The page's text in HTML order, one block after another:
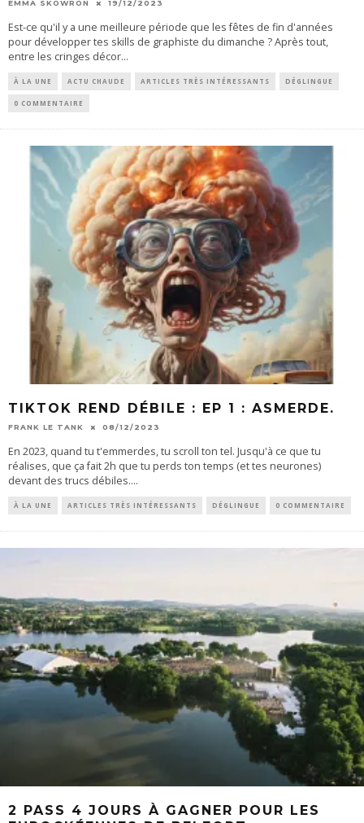
EMMA SKOWRON 19/12/2023
Est-ce qu'il y a une meilleure période que les fêtes de fin d'années
pour développer tes skills de graphiste du dimanche ? Après tout,
entre les cringes décor...
À LA UNE ACTU CHAUDE ARTICLES TRÈS INTÉRESSANTS DÉGLINGUE
0 COMMENTAIRE
TIKTOK REND DÉBILE : EP 1 : ASMERDE.
FRANK LE TANK 08/12/2023
En 2023, quand tu t'emmerdes, tu scroll ton tel. Jusqu'à ce que tu
réalises, que ça fait 2h que tu perds ton temps (et tes neurones)
devant des trucs débiles....
À LA UNE ARTICLES TRÈS INTÉRESSANTS DÉGLINGUE 0 COMMENTAIRE
2 PASS 4 JOURS À GAGNER POUR LES